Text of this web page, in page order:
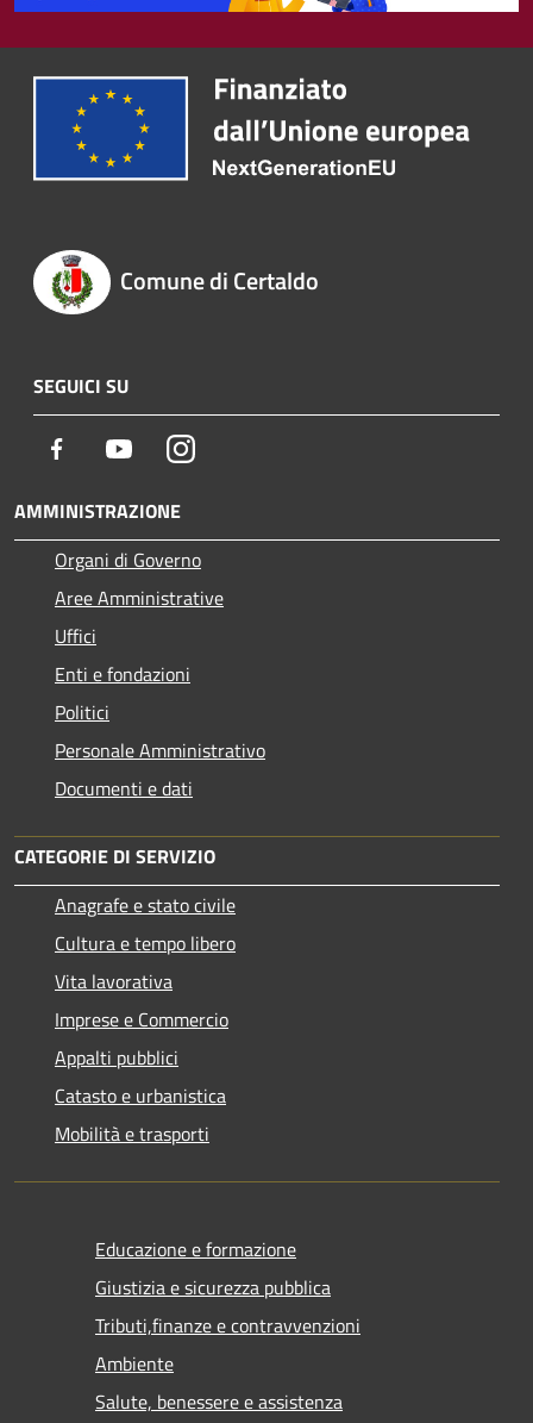
Comune di Certaldo
SEGUICI SU
Facebook YoutubeInstagram
AMMINISTRAZIONE
Organi di Governo
Aree Amministrative
Uffici
Enti e fondazioni
Politici
Personale Amministrativo
Documenti e dati
CATEGORIE DI SERVIZIO
Anagrafe e stato civile
Cultura e tempo libero
Vita lavorativa
Imprese e Commercio
Appalti pubblici
Catasto e urbanistica
Mobilità e trasporti
Educazione e formazione
Giustizia e sicurezza pubblica
Tributi,finanze e contravvenzioni
Ambiente
Salute, benessere e assistenza